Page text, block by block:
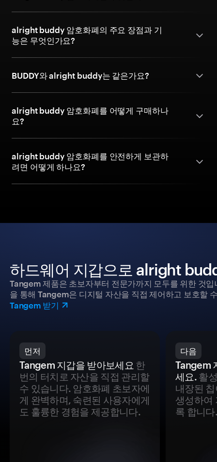
alright buddy 암호화폐의 주요 장점과 기
능은 무엇인가요?
BUDDY와 alright buddy는 같은가요?
alright buddy 암호화폐를 어떻게 구매하나
요?
alright buddy 암호화폐를 안전하게 보관하
려면 어떻게 하나요?
하드웨어 지갑으로 alright
Tangem 제품은 초보자부터 전문가까지 모두를 위한 것
을 통해 Tangem은 디지털 자산을 직접 제어하고 보호할
Tangem 받기
먼저
Tangem 지갑을 받아보세요 한
번의 터치로 자산을 직접 관리할
수 있습니다. 암호화폐 초보자에
게 완벽하며, 숙련된 사용자에게
도 훌륭한 경험을 제공합니다.
다음
Tangem
세요.활
내장된
생성하여
록 합니다.